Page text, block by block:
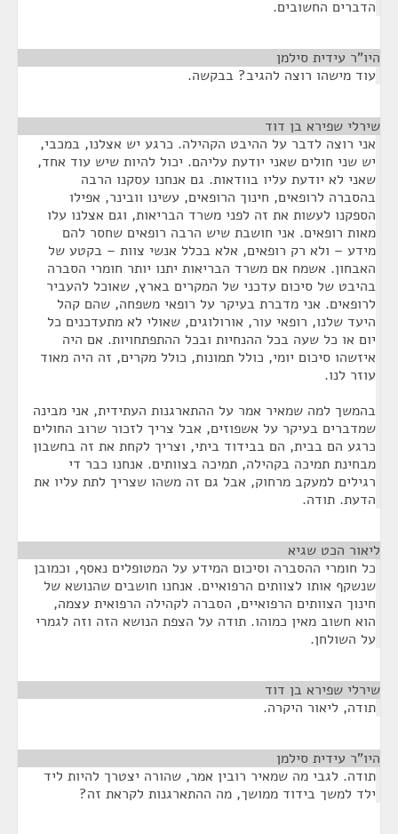
הדברים החשובים.
היו"ר עידית סילמן
עוד מישהו רוצה להגיב? בבקשה.
שירלי שפירא בן דוד
אני רוצה לדבר על ההיבט הקהילה. כרגע יש אצלנו, במכבי,
יש שני חולים שאני יודעת עליהם. יכול להיות שיש עוד אחד,
שאני לא יודעת עליו בוודאות. גם אנחנו עסקנו הרבה
בהסברה לרופאים, חינוך הרופאים, עשינו וובינר, אפילו
הספקנו לעשות את זה לפני משרד הבריאות, וגם אצלנו עלו
מאות רופאים. אני חושבת שיש הרבה רופאים שחסר להם
מידע – ולא רק רופאים, אלא בכלל אנשי צוות – בקטע של
האבחון. אשמח אם משרד הבריאות יתנו יותר חומרי הסברה
בהיבט של סיכום עדכני של המקרים בארץ, שאוכל להעביר
לרופאים. אני מדברת בעיקר על רופאי משפחה, שהם קהל
היעד שלנו, רופאי עור, אורולוגים, שאולי לא מתעדכנים כל
יום או כל שעה בכל ההנחיות ובכל ההתפתחויות. אם היה
איזשהו סיכום יומי, כולל תמונות, כולל מקרים, זה היה מאוד
עוזר לנו.
בהמשך למה שמאיר אמר על ההתארגנות העתידית, אני מבינה
שמדברים בעיקר על אשפוזים, אבל צריך לזכור שרוב החולים
כרגע הם בבית, הם בבידוד ביתי, וצריך לקחת את זה בחשבון
מבחינת תמיכה בקהילה, תמיכה בצוותים. אנחנו כבר די
רגילים למעקב מרחוק, אבל גם זה משהו שצריך לתת עליו את
הדעת. תודה.
ליאור הכט שגיא
כל חומרי ההסברה וסיכום המידע על המטופלים נאסף, וכמובן
שנשקף אותו לצוותים הרפואיים. אנחנו חושבים שהנושא של
חינוך הצוותים הרפואיים, הסברה לקהילה הרפואית עצמה,
הוא חשוב מאין כמוהו. תודה על הצפת הנושא הזה וזה לגמרי
על השולחן.
שירלי שפירא בן דוד
תודה, ליאור היקרה.
היו"ר עידית סילמן
תודה. לגבי מה שמאיר רובין אמר, שהורה יצטרך להיות ליד
ילד למשך בידוד ממושך, מה ההתארגנות לקראת זה?